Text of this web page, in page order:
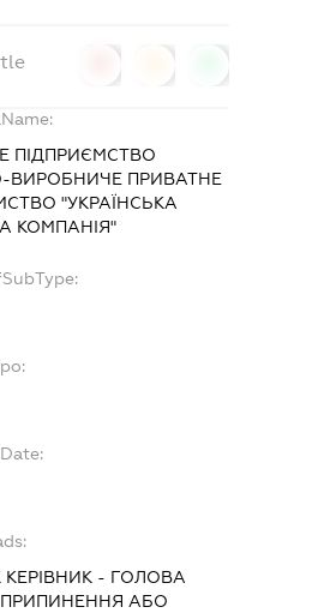
ПІДПРИЄМСТВО
ВИРОБНИЧЕ ПРИВАТНЕ
"УКРАЇНСЬКА
КОМПАНІЯ"
КЕРІВНИК - ГОЛОВА
ПРИПИНЕННЯ АБО